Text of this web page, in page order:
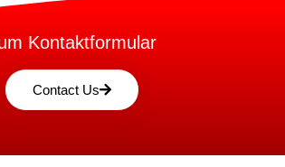
Kontaktformular
Contact Us